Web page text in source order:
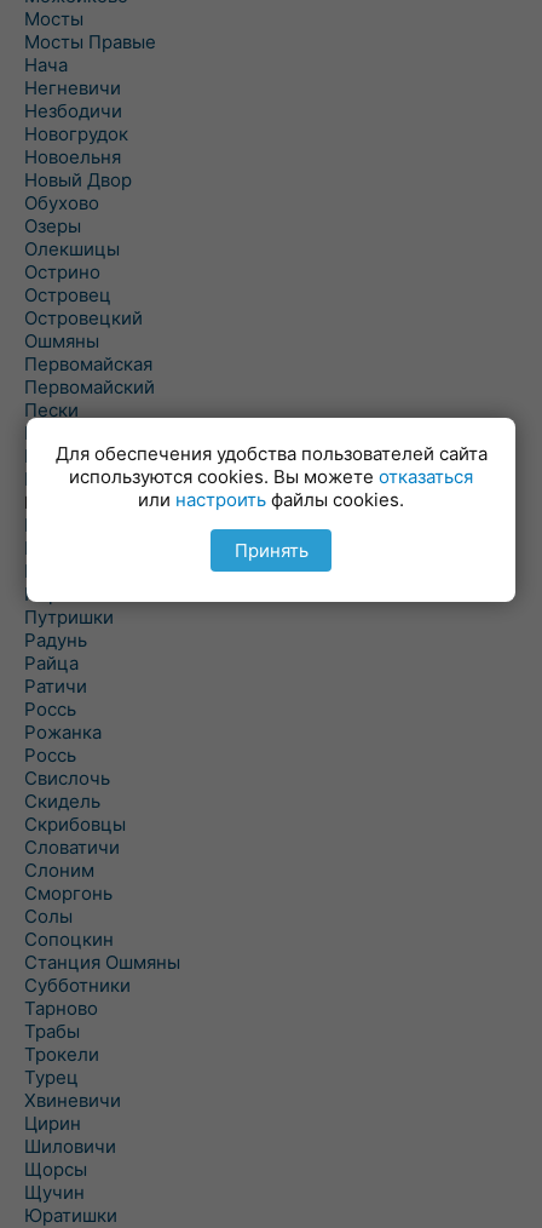
Мосты
Мосты Правые
Нача
Негневичи
Незбодичи
Новогрудок
Новоельня
Новый Двор
Обухово
Озеры
Олекшицы
Острино
Островец
Островецкий
Ошмяны
Первомайская
Первомайский
Пески
Петревичи
Погородно
Пограничный
Подлабенье
Подольцы
Подороск
Поречье
Порозово
Путришки
Радунь
Райца
Ратичи
Роcсь
Рожанка
Россь
Свислочь
Скидель
Скрибовцы
Словатичи
Слоним
Сморгонь
Солы
Сопоцкин
Станция Ошмяны
Субботники
Тарново
Трабы
Трокели
Турец
Хвиневичи
Цирин
Шиловичи
Щорсы
Щучин
Юратишки
Для обеспечения удобства пользователей сайта
используются cookies. Вы можете отказаться
или настроить файлы cookies.
Принять